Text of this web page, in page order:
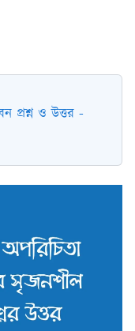
প্রশ্ন ও উত্তর -